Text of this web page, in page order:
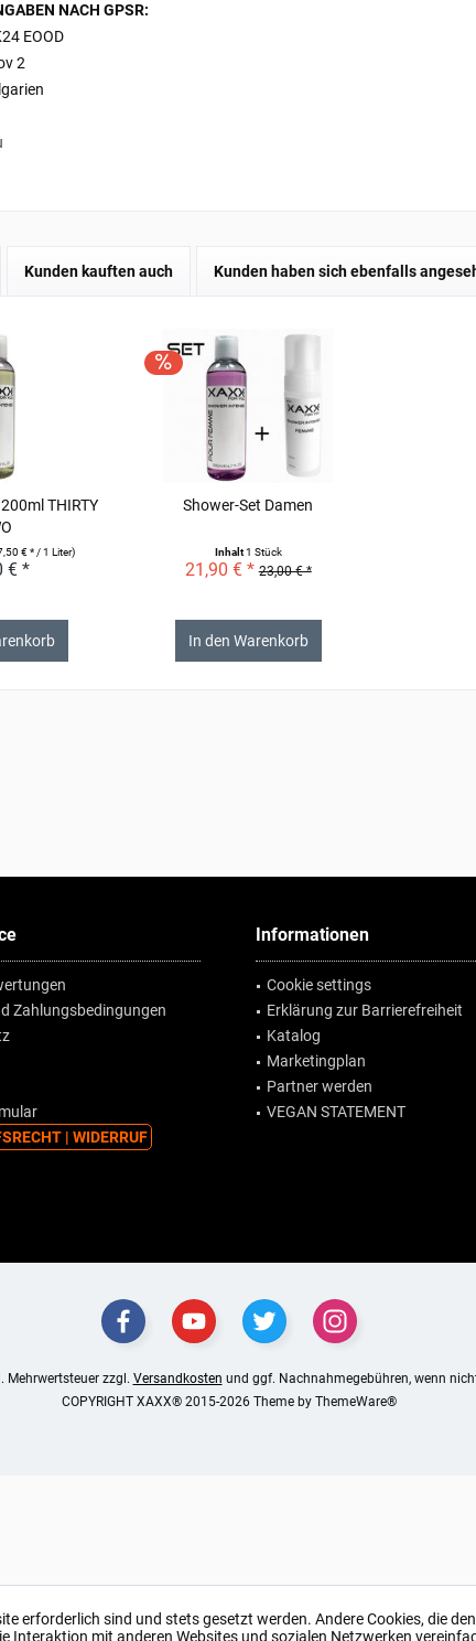
NACH GPSR:
EOOD
2
Kunden kauften auch Kunden haben sich ebenfalls
THIRTY
€ * / 1 Liter)
€ *
Shower-Set Damen
Inhalt1 Stück
21,90 € * 23,00 € *
In den Warenkorb
Zahlungsbedingungen
| WIDERRUF
Informationen
Cookie settings
Erklärung zur Barrierefreiheit
Katalog
Marketingplan
Partner werden
VEGAN STATEMENT
Mehrwertsteuer zzgl. Versandkosten und ggf. Nachnahmegebühren, wenn
COPYRIGHT XAXX® 2015-2026 Theme by ThemeWare®
erforderlich sind und stets gesetzt werden. Andere Cookies, die
Interaktion mit anderen Websites und sozialen Netzwerken